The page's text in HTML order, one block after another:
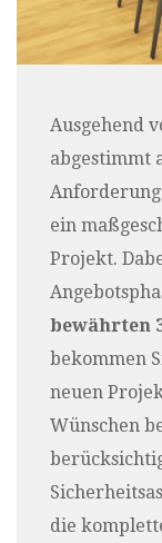
Ausgehend
abgestimmt
ein
Projekt.
bewährten
bekommen
neuen
Wünschen
die